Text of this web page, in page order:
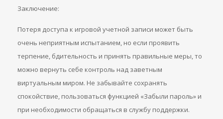
Заключение:
Потеря доступа к игровой учетной записи может быть
очень неприятным испытанием, но если проявить
терпение, бдительность и принять правильные меры, то
можно вернуть себе контроль над заветным
виртуальным миром. Не забывайте сохранять
спокойствие, пользоваться функцией «Забыли пароль» и
при необходимости обращаться в службу поддержки.